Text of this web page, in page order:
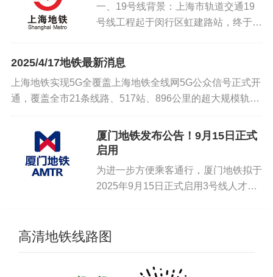
运、停业）措施。渔业...
一、19号线背景：上海市轨道交通19
号线工程起于闵行区虹建路站，终于宝
座车站、2座中间风井、3座主变及2座
车辆基地，平均站间距...
2025/4/17地铁最新消息
上海地铁实现5G全覆盖上海地铁全线网5G公众信号正式开
通，覆盖全市21条线路、517站、896公里的超大规模轨道
交通网，这标志着上海成为全国首个地铁全线迈入“5G时
代”的超大型城市。石家庄地铁1号线三...
厦门地铁发布公告！9月15日正式
启用
为进一步方便乘客通行，厦门地铁拟于
2025年9月15日正式启用3号线人才中
高清地铁线路图